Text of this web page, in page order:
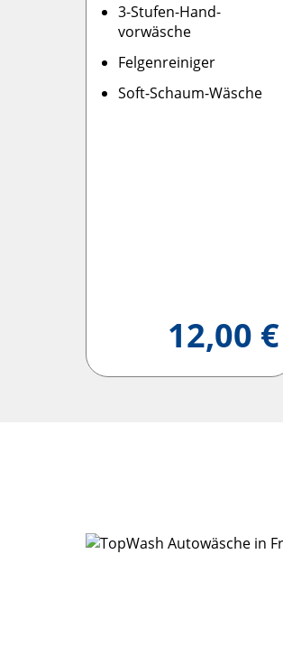
3-Stufen-Hand­
vorwäsche
Felgenreiniger
Soft-Schaum-Wäsche
12,00 €